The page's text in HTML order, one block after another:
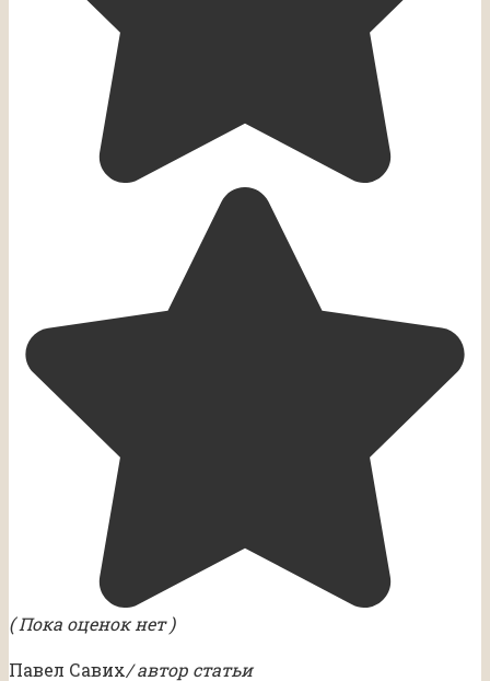
( Пока оценок нет )
Павел Савих/ автор статьи